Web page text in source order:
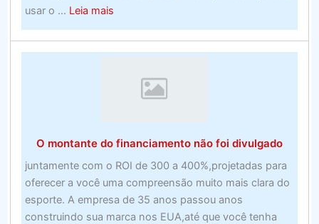
usar o ... Leia maisabout
o
software
esportivas
perfeito
no
Canadá.
–
O montante do financiamento não foi divulgado
juntamente com o ROI de 300 a 400%,projetadas para
oferecer a você uma compreensão muito mais clara do
esporte. A empresa de 35 anos passou anos
construindo sua marca nos EUA,até que você tenha